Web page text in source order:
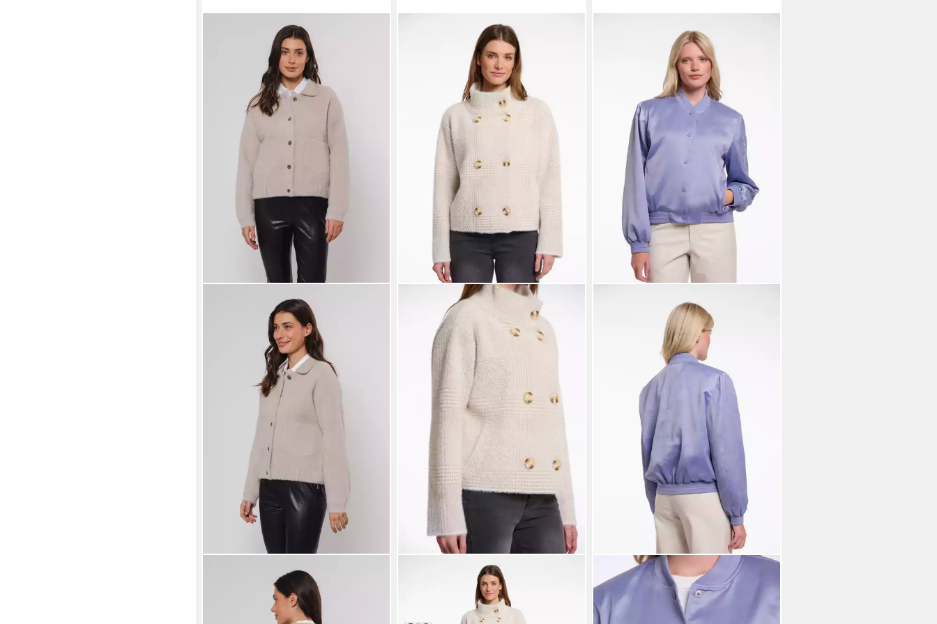
Strickjacke BUBBLY mit flauschiger
UVP 109,95 €
Kurzjacke BETH mit Stehkragen
UVP109,95 €
RINO & PELLE
Blouson BANNER mit falscher Tasche
am Ärmel
ab 69,13 € 129,95 €